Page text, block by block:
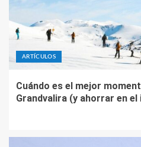
ARTÍCULOS
Cuándo es el mejor
Grandvalira (y ahorrar en